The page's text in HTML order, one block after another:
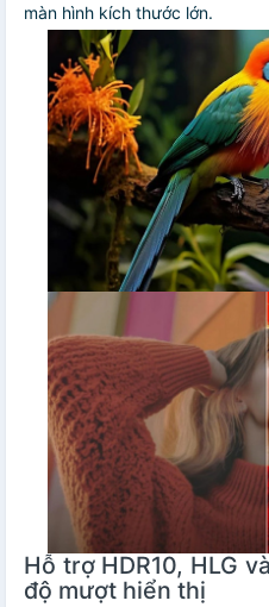
màn hình kích thước lớn.
Hỗ trợ HDR10, HLG
độ mượt hiển thị